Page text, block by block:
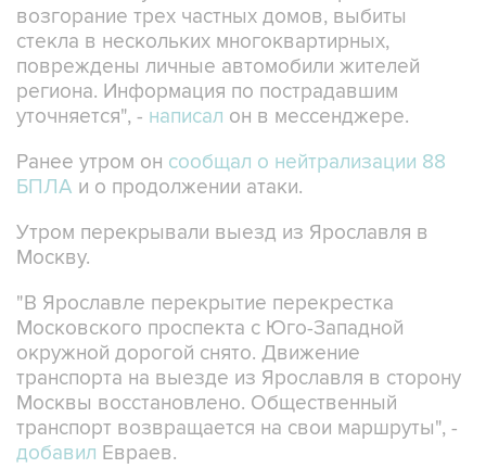
возгорание трех частных домов, выбиты
стекла в нескольких многоквартирных,
повреждены личные автомобили жителей
региона. Информация по пострадавшим
уточняется", - написал он в мессенджере.
Ранее утром он сообщал о нейтрализации 88
БПЛА и о продолжении атаки.
Утром перекрывали выезд из Ярославля в
Москву.
"В Ярославле перекрытие перекрестка
Московского проспекта с Юго-Западной
окружной дорогой снято. Движение
транспорта на выезде из Ярославля в сторону
Москвы восстановлено. Общественный
транспорт возвращается на свои маршруты", -
добавил Евраев.